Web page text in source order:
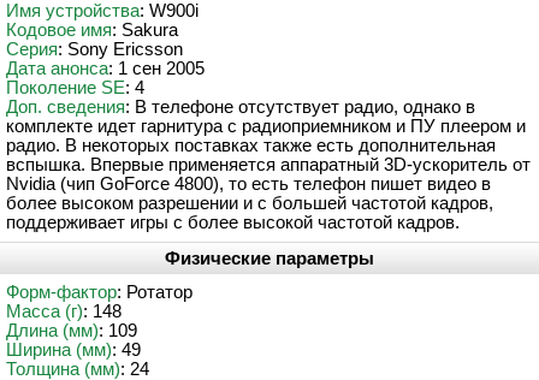
Имя устройства: W900i
Кодовое имя: Sakura
Серия: Sony Ericsson
Дата анонса: 1 сен 2005
Поколение SE: 4
Доп. сведения: В телефоне отсутствует радио, однако в
комплекте идет гарнитура с радиоприемником и ПУ плеером и
радио. В некоторых поставках также есть дополнительная
вспышка. Впервые применяется аппаратный 3D-ускоритель от
Nvidia (чип GoForce 4800), то есть телефон пишет видео в
более высоком разрешении и с большей частотой кадров,
поддерживает игры с более высокой частотой кадров.
Физические параметры
Форм-фактор: Ротатор
Масса (г): 148
Длина (мм): 109
Ширина (мм): 49
Толщина (мм): 24